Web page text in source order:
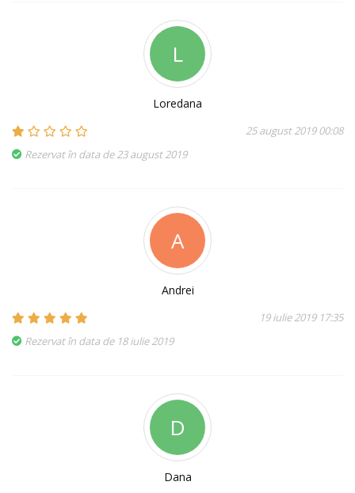
L
Loredana
25 august 2019 00:08
Rezervat în data de 23 august 2019
A
Andrei
19 iulie 2019 17:35
Rezervat în data de 18 iulie 2019
D
Dana